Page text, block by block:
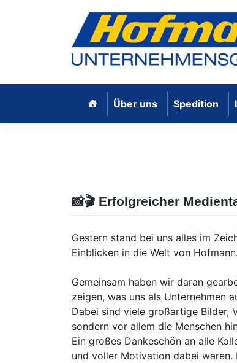
content
Hofmann Internationale
Über uns Spedition
📸🎬 Erfolgreicher
Gestern stand bei uns alles im
Einblicken in die Welt von Hofmann.
Gemeinsam haben wir daran
zeigen, was uns als Unternehmen
Dabei sind viele großartige Bilder,
sondern vor allem die Menschen
Ein großes Dankeschön an alle
und voller Motivation dabei